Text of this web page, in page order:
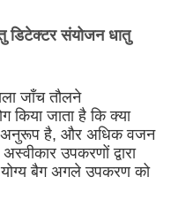
डिटेक्टर संयोजन धातु
जाँच तौलने
किया जाता है कि क्या
अनुरूप है, और अधिक वजन
उपकरणों द्वारा
बैग अगले उपकरण को